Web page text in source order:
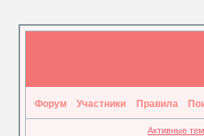
Форум Участники Правила
Активные